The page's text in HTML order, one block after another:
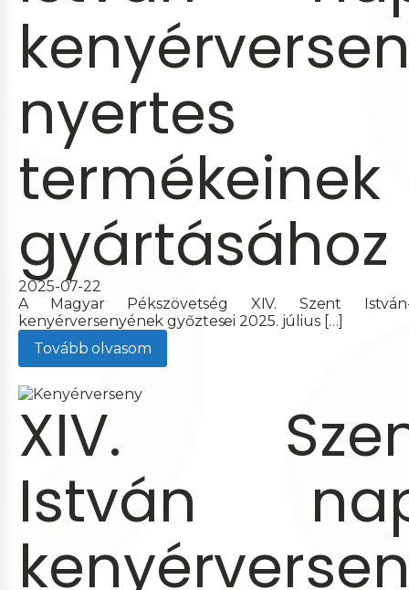
nyertes
termékeinek
gyártásához
2025-07-22
A Magyar Pékszövetség XIV. Szent István-
kenyérversenyének győztesei 2025. július […]
Tovább olvasom
XIV.
István